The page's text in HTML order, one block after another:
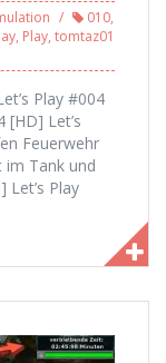
010,
, Play, tomtaz01
Play #004
[HD] Let’s
Feuerwehr
im Tank und
Let’s Play